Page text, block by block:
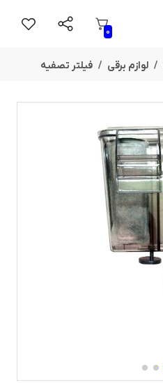
0
لوازم برقی فیلتر تصفیه